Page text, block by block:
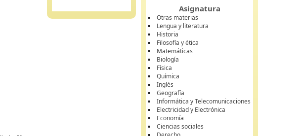
Asignatura
Otras materias
Lengua y literatura
Historia
Filosofía y ética
Matemáticas
Biología
Física
Química
Inglés
Geografía
Informática y Telecomunicaciones
Electricidad y Electrónica
Economía
Ciencias sociales